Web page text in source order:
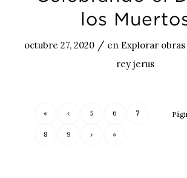
los
octubre 27, 2020 / en Explorar
rey jerus
« ‹ 5 6 7
8 9 › »